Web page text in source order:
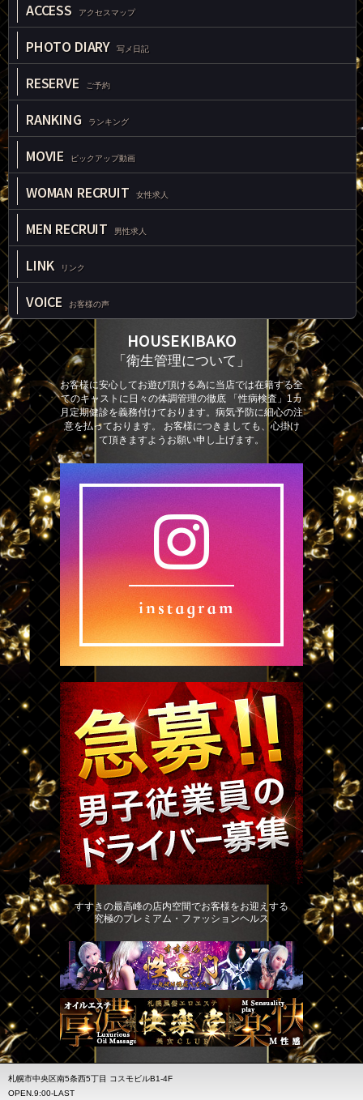
ACCESS アクセスマップ
PHOTO DIARY 写メ日記
RESERVE ご予約
RANKING ランキング
MOVIE ピックアップ動画
WOMAN RECRUIT 女性求人
MEN RECRUIT 男性求人
LINK リンク
VOICE お客様の声
HOUSEKIBAKO
「衛生管理について」
お客様に安心してお遊び頂ける為に当店では在籍する全
てのキャストに日々の体調管理の徹底 「性病検査」1カ
月定期健診を義務付けております。病気予防に細心の注
意を払っております。 お客様につきましても、心掛け
て頂きますようお願い申し上げます。
すすきの最高峰の店内空間でお客様をお迎えする
究極のプレミアム・ファッションヘルス
札幌市中央区南5条西5丁目 コスモビルB1-4F
OPEN.9:00-LAST